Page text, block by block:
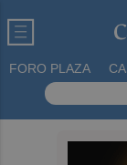
FORO PLAZA